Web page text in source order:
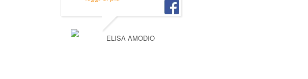
ELISA AMODIO